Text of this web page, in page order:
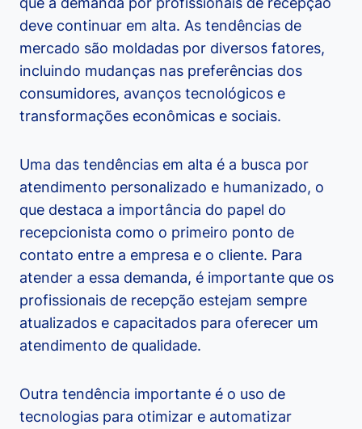
deve continuar em alta. As tendências de
mercado são moldadas por diversos fatores,
incluindo mudanças nas preferências dos
consumidores, avanços tecnológicos e
transformações econômicas e sociais.
Uma das tendências em alta é a busca por
atendimento personalizado e humanizado, o
que destaca a importância do papel do
recepcionista como o primeiro ponto de
contato entre a empresa e o cliente. Para
atender a essa demanda, é importante que os
profissionais de recepção estejam sempre
atualizados e capacitados para oferecer um
atendimento de qualidade.
Outra tendência importante é o uso de
tecnologias para otimizar e automatizar